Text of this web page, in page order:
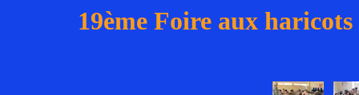
19ème Foire aux